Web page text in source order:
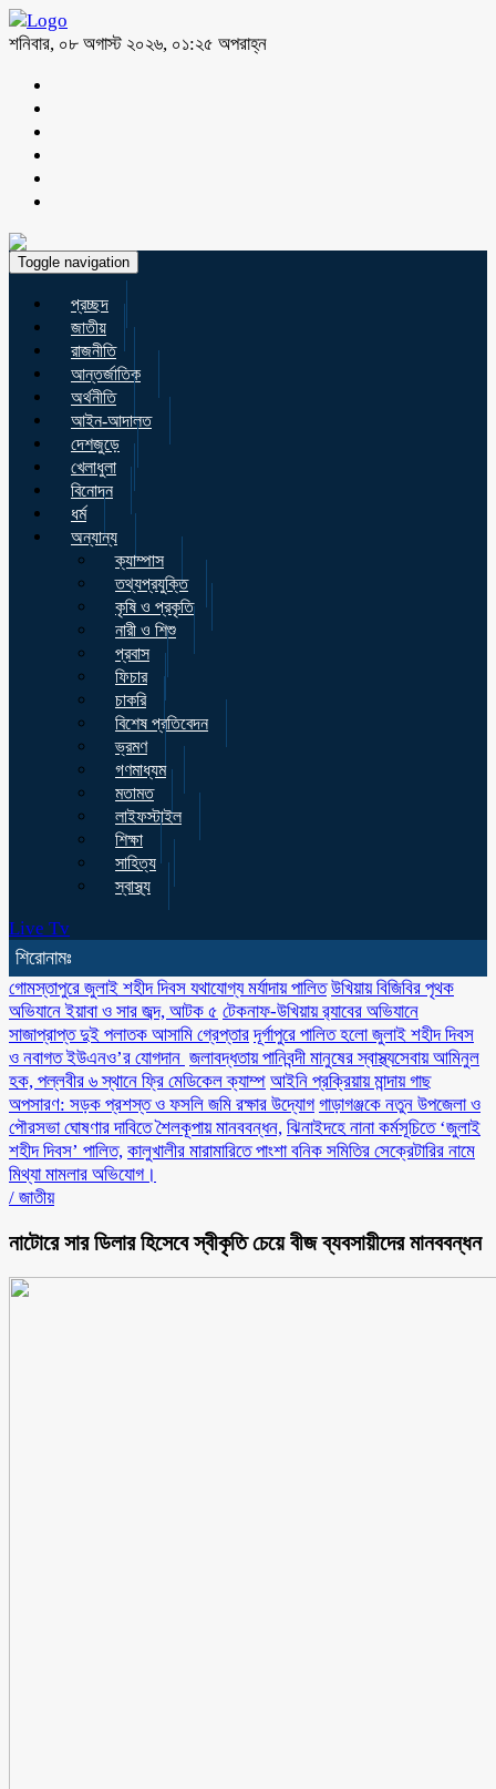
শনিবার, ০৮ অগাস্ট ২০২৬, ০১:২৫ অপরাহ্ন
Toggle navigation
প্রচ্ছদ
জাতীয়
রাজনীতি
আন্তর্জাতিক
অর্থনীতি
আইন-আদালত
দেশজুড়ে
খেলাধুলা
বিনোদন
ধর্ম
অন্যান্য
ক্যাম্পাস
তথ্যপ্রযুক্তি
কৃষি ও প্রকৃতি
নারী ও শিশু
প্রবাস
ফিচার
চাকরি
বিশেষ প্রতিবেদন
ভ্রমণ
গণমাধ্যম
মতামত
লাইফস্টাইল
শিক্ষা
সাহিত্য
স্বাস্থ্য
Live Tv
শিরোনামঃ
গোমস্তাপুরে জুলাই শহীদ দিবস যথাযোগ্য মর্যাদায় পালিত উখিয়ায় বিজিবির পৃথক
অভিযানে ইয়াবা ও সার জব্দ, আটক ৫ টেকনাফ-উখিয়ায় র‌্যাবের অভিযানে
সাজাপ্রাপ্ত দুই পলাতক আসামি গ্রেপ্তার ‎দূর্গাপুরে পালিত হলো জুলাই শহীদ দিবস
ও নবাগত ইউএনও’র যোগদান ‎ জলাবদ্ধতায় পানিবন্দী মানুষের স্বাস্থ্যসেবায় আমিনুল
হক, পল্লবীর ৬ স্থানে ফ্রি মেডিকেল ক্যাম্প আইনি প্রক্রিয়ায় মান্দায় গাছ
অপসারণ: সড়ক প্রশস্ত ও ফসলি জমি রক্ষার উদ্যোগ গাড়াগঞ্জকে নতুন উপজেলা ও
পৌরসভা ঘোষণার দাবিতে শৈলকূপায় মানববন্ধন, ঝিনাইদহে নানা কর্মসূচিতে ‘জুলাই
শহীদ দিবস’ পালিত, কালুখালীর মারামারিতে পাংশা বনিক সমিতির সেক্রেটারির নামে
মিথ্যা মামলার অভিযোগ।
/ জাতীয়
নাটোরে সার ডিলার হিসেবে স্বীকৃতি চেয়ে বীজ ব্যবসায়ীদের মানববন্ধন